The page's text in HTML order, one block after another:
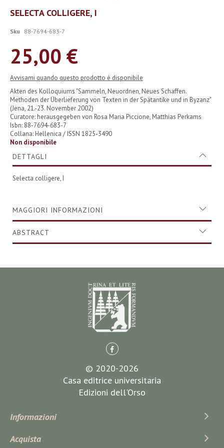
Vai
all'inizio
galleria
immagini
SELECTA COLLIGERE, I
Sku 88-7694-683-7
25,00 €
Avvisami quando questo prodotto è disponibile
Akten des Kolloquiums "Sammeln, Neuordnen, Neues Schaffen.
Methoden der Überlieferung von Texten in der Spätantike und in Byzanz"
(Jena, 21.-23. November 2002)
Curatore: herausgegeben von Rosa Maria Piccione, Matthias Perkams
Isbn: 88-7694-683-7
Collana: Hellenica / ISSN 1825-3490
Non disponibile
DETTAGLI
Selecta colligere, I
MAGGIORI INFORMAZIONI
ABSTRACT
© 2020-2026
Casa editrice universitaria
Edizioni dell'Orso
Informazioni
Acquista